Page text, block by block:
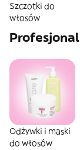
Szczotki do
włosów
Odżywki i maski
do włosów